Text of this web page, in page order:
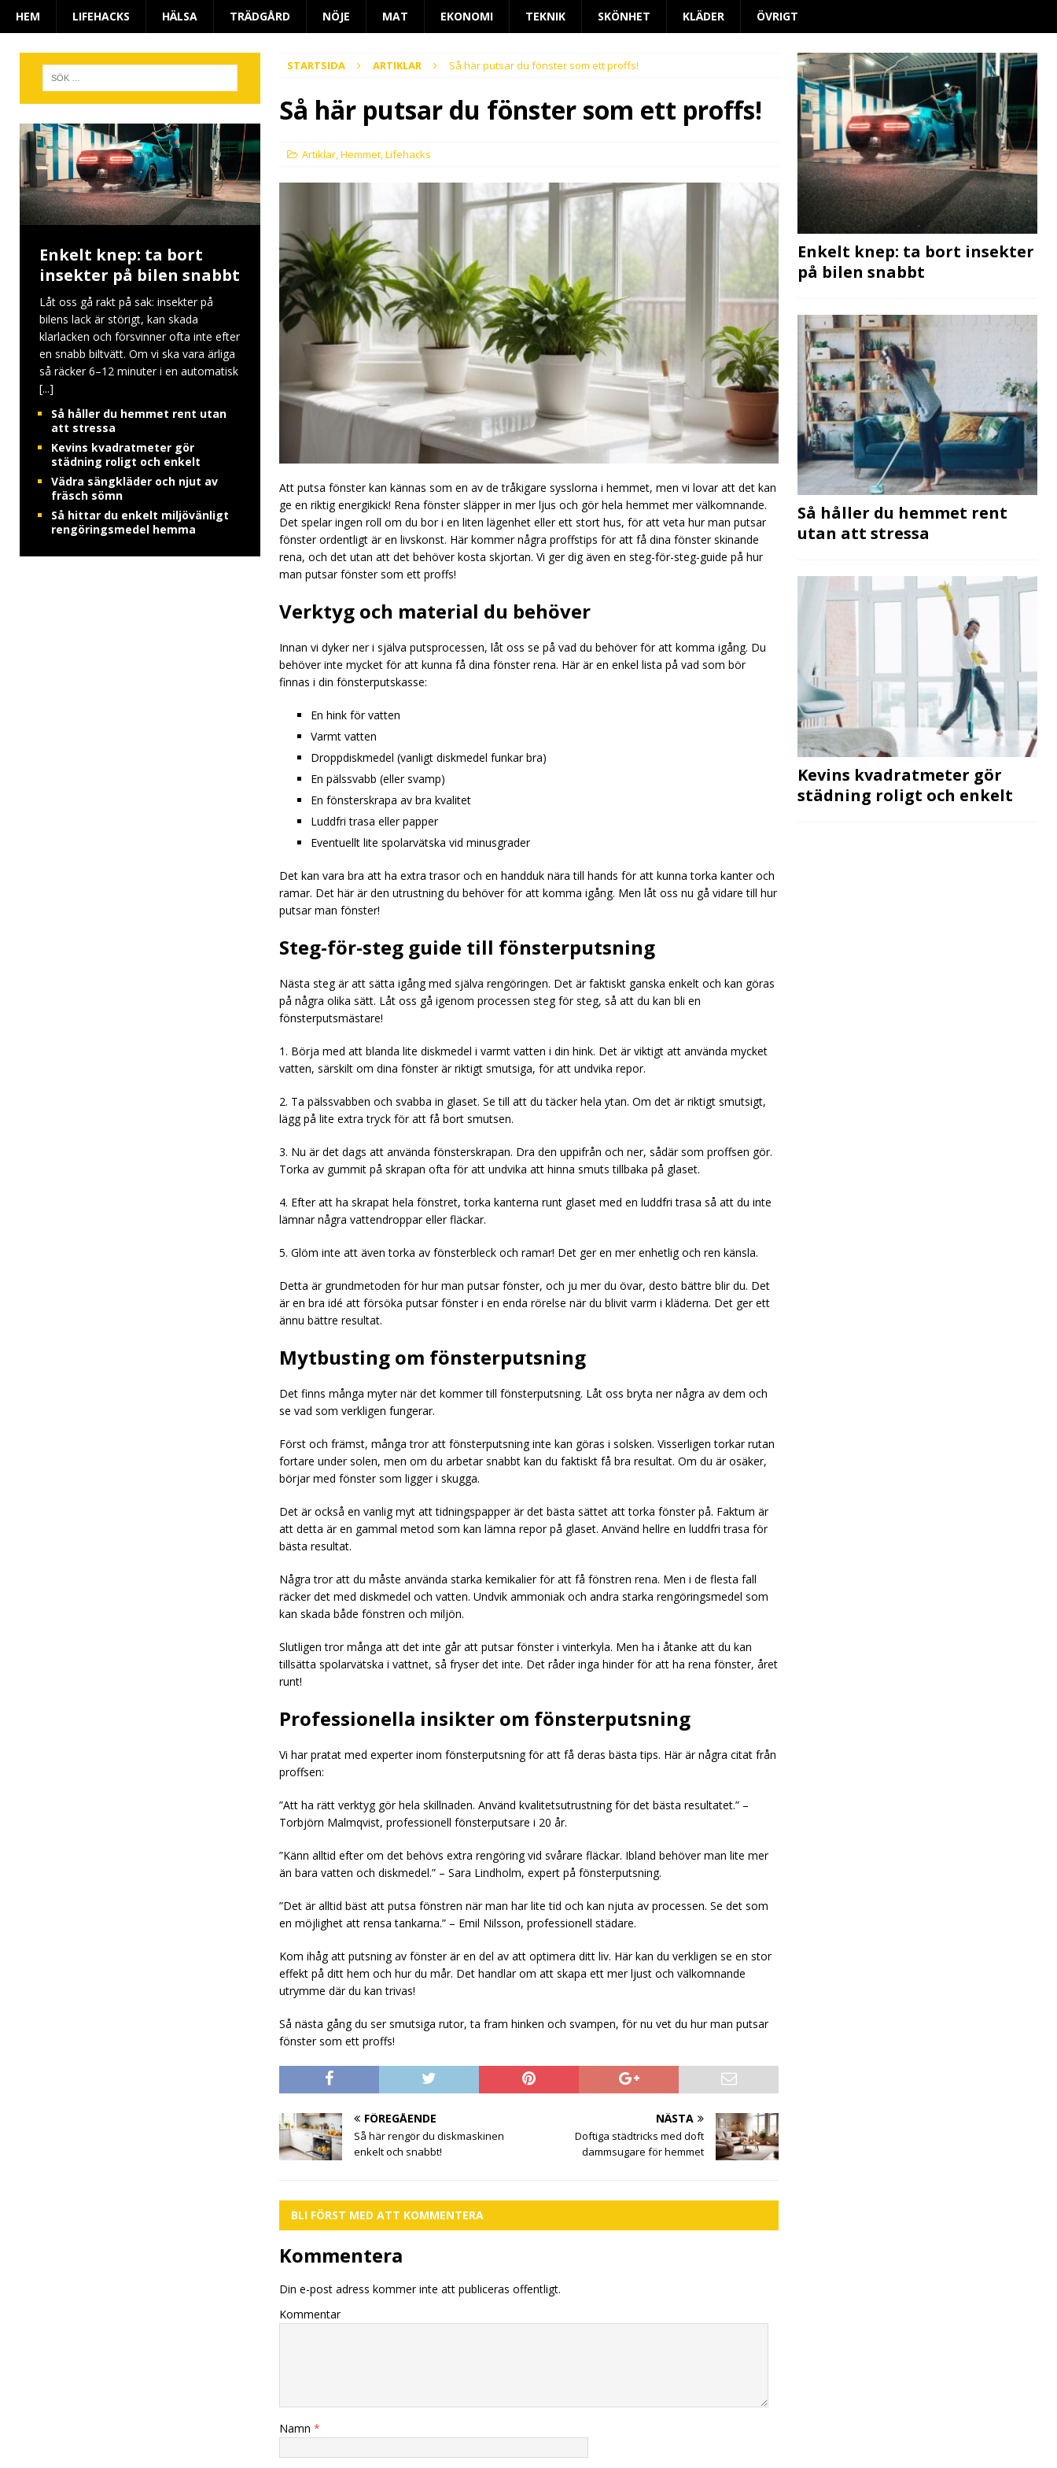
HEM LIFEHACKS HÄLSA TRÄDGÅRD NÖJE MAT EKONOMI TEKNIK SKÖNHET KLÄDER ÖVRIGT
STARTSIDA ARTIKLAR Så här putsar du fönster som ett proffs!
Så här putsar du fönster som ett proffs!
Artiklar,Hemmet,Lifehacks
Att putsa fönster kan kännas som en av de tråkigare sysslorna i hemmet, men vi lovar att det kan
ge en riktig energikick! Rena fönster släpper in mer ljus och gör hela hemmet mer välkomnande.
Det spelar ingen roll om du bor i en liten lägenhet eller ett stort hus, för att veta hur man putsar
fönster ordentligt är en livskonst. Här kommer några proffstips för att få dina fönster skinande
rena, och det utan att det behöver kosta skjortan. Vi ger dig även en steg-för-steg-guide på hur
man putsar fönster som ett proffs!
Verktyg och material du behöver
Innan vi dyker ner i själva putsprocessen, låt oss se på vad du behöver för att komma igång. Du
behöver inte mycket för att kunna få dina fönster rena. Här är en enkel lista på vad som bör
finnas i din fönsterputskasse:
En hink för vatten
Varmt vatten
Droppdiskmedel (vanligt diskmedel funkar bra)
En pälssvabb (eller svamp)
En fönsterskrapa av bra kvalitet
Luddfri trasa eller papper
Eventuellt lite spolarvätska vid minusgrader
Det kan vara bra att ha extra trasor och en handduk nära till hands för att kunna torka kanter och
ramar. Det här är den utrustning du behöver för att komma igång. Men låt oss nu gå vidare till hur
putsar man fönster!
Steg-för-steg guide till fönsterputsning
Nästa steg är att sätta igång med själva rengöringen. Det är faktiskt ganska enkelt och kan göras
på några olika sätt. Låt oss gå igenom processen steg för steg, så att du kan bli en
fönsterputsmästare!
1. Börja med att blanda lite diskmedel i varmt vatten i din hink. Det är viktigt att använda mycket
vatten, särskilt om dina fönster är riktigt smutsiga, för att undvika repor.
2. Ta pälssvabben och svabba in glaset. Se till att du täcker hela ytan. Om det är riktigt smutsigt,
lägg på lite extra tryck för att få bort smutsen.
3. Nu är det dags att använda fönsterskrapan. Dra den uppifrån och ner, sådär som proffsen gör.
Torka av gummit på skrapan ofta för att undvika att hinna smuts tillbaka på glaset.
4. Efter att ha skrapat hela fönstret, torka kanterna runt glaset med en luddfri trasa så att du inte
lämnar några vattendroppar eller fläckar.
5. Glöm inte att även torka av fönsterbleck och ramar! Det ger en mer enhetlig och ren känsla.
Detta är grundmetoden för hur man putsar fönster, och ju mer du övar, desto bättre blir du. Det
är en bra idé att försöka putsar fönster i en enda rörelse när du blivit varm i kläderna. Det ger ett
ännu bättre resultat.
Mytbusting om fönsterputsning
Det finns många myter när det kommer till fönsterputsning. Låt oss bryta ner några av dem och
se vad som verkligen fungerar.
Först och främst, många tror att fönsterputsning inte kan göras i solsken. Visserligen torkar rutan
fortare under solen, men om du arbetar snabbt kan du faktiskt få bra resultat. Om du är osäker,
börjar med fönster som ligger i skugga.
Det är också en vanlig myt att tidningspapper är det bästa sättet att torka fönster på. Faktum är
att detta är en gammal metod som kan lämna repor på glaset. Använd hellre en luddfri trasa för
bästa resultat.
Några tror att du måste använda starka kemikalier för att få fönstren rena. Men i de flesta fall
räcker det med diskmedel och vatten. Undvik ammoniak och andra starka rengöringsmedel som
kan skada både fönstren och miljön.
Slutligen tror många att det inte går att putsar fönster i vinterkyla. Men ha i åtanke att du kan
tillsätta spolarvätska i vattnet, så fryser det inte. Det råder inga hinder för att ha rena fönster, året
runt!
Professionella insikter om fönsterputsning
Vi har pratat med experter inom fönsterputsning för att få deras bästa tips. Här är några citat från
proffsen:
”Att ha rätt verktyg gör hela skillnaden. Använd kvalitetsutrustning för det bästa resultatet.” –
Torbjörn Malmqvist, professionell fönsterputsare i 20 år.
”Känn alltid efter om det behövs extra rengöring vid svårare fläckar. Ibland behöver man lite mer
än bara vatten och diskmedel.” – Sara Lindholm, expert på fönsterputsning.
”Det är alltid bäst att putsa fönstren när man har lite tid och kan njuta av processen. Se det som
en möjlighet att rensa tankarna.” – Emil Nilsson, professionell städare.
Kom ihåg att putsning av fönster är en del av att optimera ditt liv. Här kan du verkligen se en stor
effekt på ditt hem och hur du mår. Det handlar om att skapa ett mer ljust och välkomnande
utrymme där du kan trivas!
Så nästa gång du ser smutsiga rutor, ta fram hinken och svampen, för nu vet du hur man putsar
fönster som ett proffs!
FÖREGÅENDE
Så här rengör du diskmaskinen
enkelt och snabbt!
NÄSTA
Doftiga städtricks med doft
dammsugare för hemmet
BLI FÖRST MED ATT KOMMENTERA
Kommentera
Din e-post adress kommer inte att publiceras offentligt.
Kommentar
Namn *
Enkelt knep: ta bort
insekter på bilen snabbt
Låt oss gå rakt på sak: insekter på
bilens lack är störigt, kan skada
klarlacken och försvinner ofta inte efter
en snabb biltvätt. Om vi ska vara ärliga
så räcker 6–12 minuter i en automatisk
[...]
Så håller du hemmet rent utan
att stressa
Kevins kvadratmeter gör
städning roligt och enkelt
Vädra sängkläder och njut av
fräsch sömn
Så hittar du enkelt miljövänligt
rengöringsmedel hemma
Enkelt knep: ta bort insekter
på bilen snabbt
Så håller du hemmet rent
utan att stressa
Kevins kvadratmeter gör
städning roligt och enkelt